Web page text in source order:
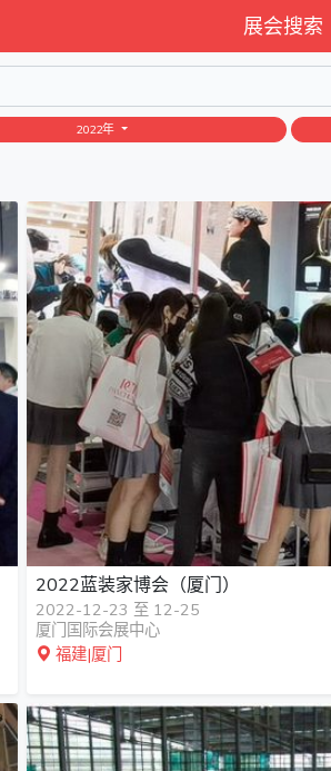
展会搜索
2022年
2022蓝装家博会（厦门）
2022-12-23 至 12-25
厦门国际会展中心
福建|厦门